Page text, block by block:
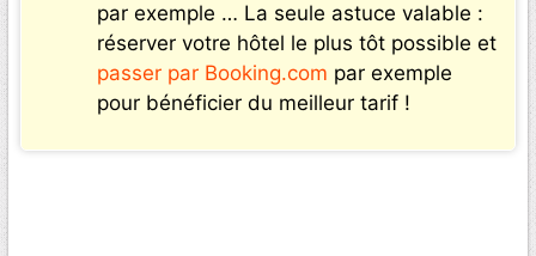
par exemple … La seule astuce valable :
réserver votre hôtel le plus tôt possible et
passer par Booking.com par exemple
pour bénéficier du meilleur tarif !